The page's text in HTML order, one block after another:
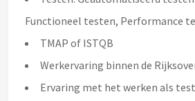
Functioneel testen, Performance
TMAP of ISTQB
Werkervaring binnen de
Ervaring met het werken als